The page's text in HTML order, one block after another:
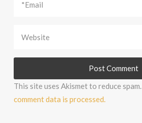
This site uses Akismet to reduce spam.
comment data is processed.